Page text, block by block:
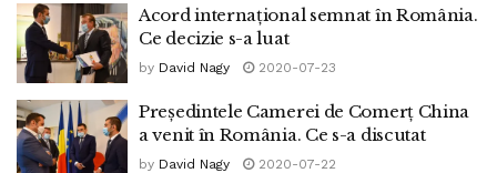
Acord internațional semnat în România.
Ce decizie s-a luat
by David Nagy 2020-07-23
Președintele Camerei de Comerț China
a venit în România. Ce s-a discutat
by David Nagy 2020-07-22